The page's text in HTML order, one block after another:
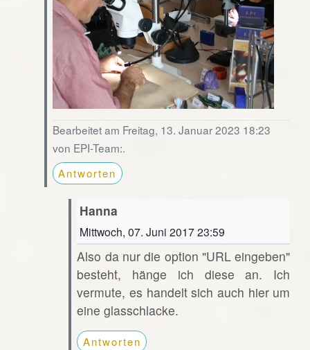
Bearbeitet am Freitag, 13. Januar 2023 18:23
von EPI-Team:.
Antworten
Hanna
Mittwoch, 07. Juni 2017 23:59
Also da nur die option "URL eingeben"
besteht, hänge ich diese an. Ich
vermute, es handelt sich auch hier um
eine glasschlacke.
Antworten